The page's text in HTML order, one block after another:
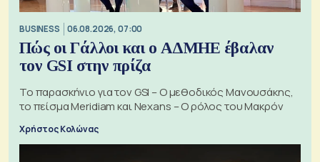
BUSINESS 06.08.2026, 07:00
Πώς οι Γάλλοι και ο ΑΔΜΗΕ έβαλαν
τον GSI στην πρίζα
Το παρασκήνιο για τον GSI – Ο μεθοδικός Μανουσάκης,
το πείσμα Meridiam και Nexans – Ο ρόλος του Μακρόν
Χρήστος Κολώνας